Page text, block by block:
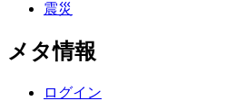
震災
メタ情報
ログイン